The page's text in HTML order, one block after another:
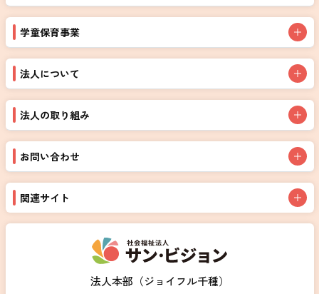
法人本部（ジョイフル千種）
学童保育事業
法人について
法人の取り組み
お問い合わせ
関連サイト